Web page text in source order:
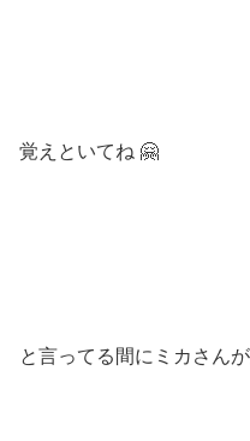
覚えといてね 🤗
と言ってる間にミカさん